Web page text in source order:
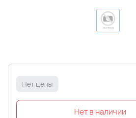
Нет цены